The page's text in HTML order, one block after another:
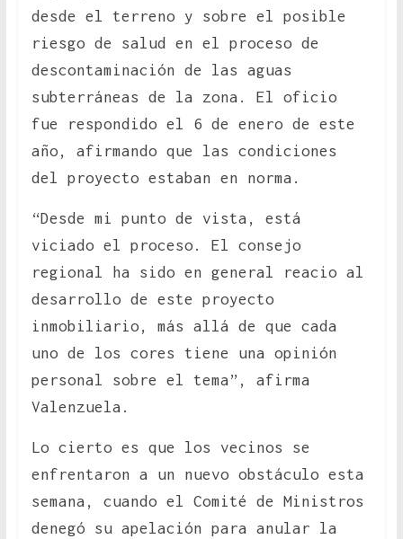
desde el terreno y sobre el posible
riesgo de salud en el proceso de
descontaminación de las aguas
subterráneas de la zona. El oficio
fue respondido el 6 de enero de este
año, afirmando que las condiciones
del proyecto estaban en norma.
“Desde mi punto de vista, está
viciado el proceso. El consejo
regional ha sido en general reacio al
desarrollo de este proyecto
inmobiliario, más allá de que cada
uno de los cores tiene una opinión
personal sobre el tema”, afirma
Valenzuela.
Lo cierto es que los vecinos se
enfrentaron a un nuevo obstáculo esta
semana, cuando el Comité de Ministros
denegó su apelación para anular la